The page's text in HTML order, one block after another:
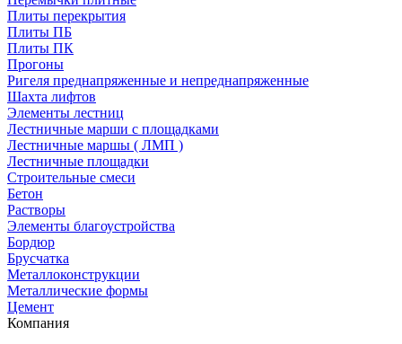
Плиты перекрытия
Плиты ПБ
Плиты ПК
Прогоны
Ригеля преднапряженные и непреднапряженные
Шахта лифтов
Элементы лестниц
Лестничные марши с площадками
Лестничные маршы ( ЛМП )
Лестничные площадки
Строительные смеси
Бетон
Растворы
Элементы благоустройства
Бордюр
Брусчатка
Металлоконструкции
Металлические формы
Цемент
Компания